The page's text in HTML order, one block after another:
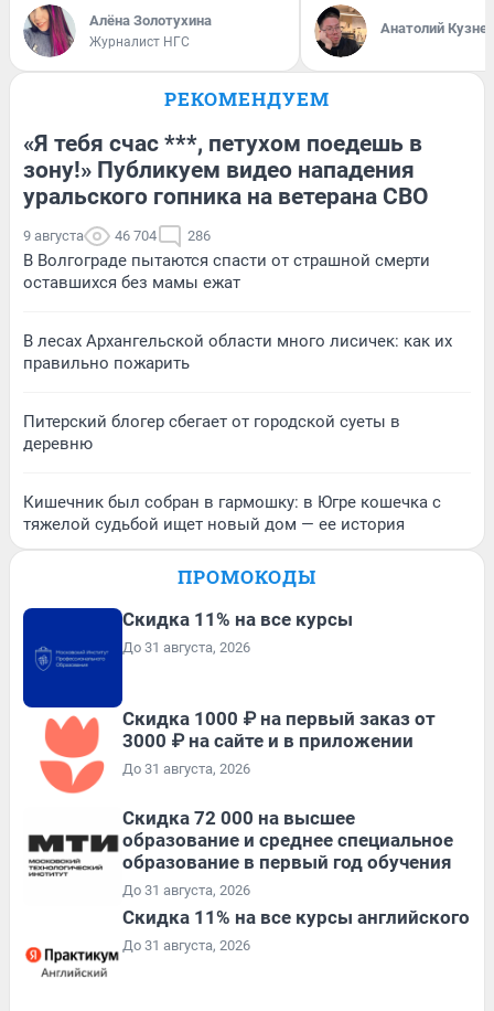
Алёна Золотухина
Журналист НГС
Анатолий
РЕКОМЕНДУЕМ
«Я тебя счас ***, петухом поедешь в
зону!» Публикуем видео нападения
уральского гопника на ветерана СВО
9 августа 46 704 286
В Волгограде пытаются спасти от страшной смерти
оставшихся без мамы ежат
В лесах Архангельской области много лисичек: как их
правильно пожарить
Питерский блогер сбегает от городской суеты в
деревню
Кишечник был собран в гармошку: в Югре кошечка с
тяжелой судьбой ищет новый дом — ее история
ПРОМОКОДЫ
Скидка 11% на все курсы
До 31 августа, 2026
Скидка 1000 ₽ на первый заказ от
3000 ₽ на сайте и в приложении
До 31 августа, 2026
Скидка 72 000 на высшее
образование и среднее специальное
образование в первый год обучения
До 31 августа, 2026
Скидка 11% на все курсы английского
До 31 августа, 2026